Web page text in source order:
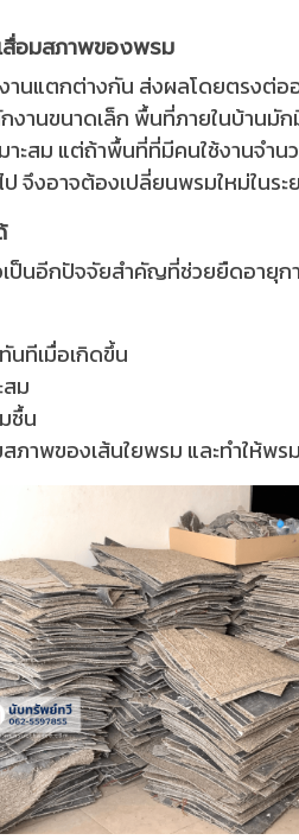
อมสภาพของพรม
านแตกต่างกัน ส่งผลโดยตรงต่
านขนาดเล็ก พื้นที่ภายในบ้านมัก
ะสม แต่ถ้าพื้นที่ที่มีคนใช้งานจำ
จึงอาจต้องเปลี่ยนพรมใหม่ในระ
เป็นอีกปัจจัยสำคัญที่ช่วยยืดอายุก
นทีเมื่อเกิดขึ้น
สม
ชื้น
าพของเส้นใยพรม และทำให้พร